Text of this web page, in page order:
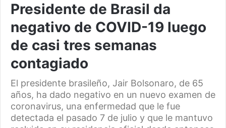
Presidente de Brasil da
negativo de COVID-19 luego
de casi tres semanas
contagiado
El presidente brasileño, Jair Bolsonaro, de 65
años, ha dado negativo en un nuevo examen de
coronavirus, una enfermedad que le fue
detectada el pasado 7 de julio y que le mantuvo